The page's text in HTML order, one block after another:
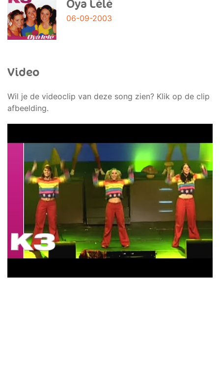
Oya Lélé
06-09-2003
Video
Wil je de videoclip van deze song zien? Klik op de clip
afbeelding.